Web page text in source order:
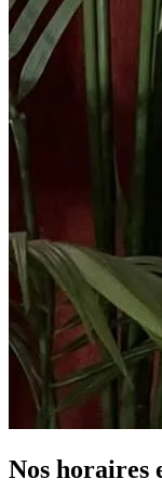
Nos horaires